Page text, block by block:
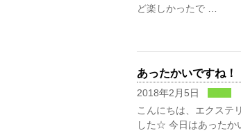
ど楽しかったで …
あったかいですね！
2018年2月5日
こんにちは、エクステ
した☆ 今日はあったか